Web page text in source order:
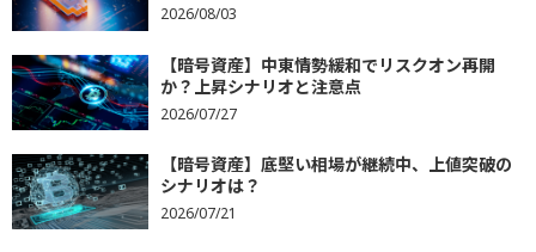
2026/08/03
【暗号資産】中東情勢緩和でリスクオン再開
か？上昇シナリオと注意点
2026/07/27
【暗号資産】底堅い相場が継続中、上値突破の
シナリオは？
2026/07/21